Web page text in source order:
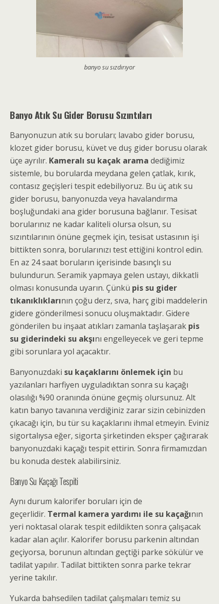
banyo su sızdırıyor
Banyo Atık Su Gider Borusu Sızıntıları
Banyonuzun atık su boruları; lavabo gider borusu,
klozet gider borusu, küvet ve duş gider borusu olarak
üçe ayrılır. Kameralı su kaçak arama dediğimiz
sistemle, bu borularda meydana gelen çatlak, kırık,
contasız geçişleri tespit edebiliyoruz. Bu üç atık su
gider borusu, banyonuzda veya havalandırma
boşluğundaki ana gider borusuna bağlanır. Tesisat
borularınız ne kadar kaliteli olursa olsun, su
sızıntılarının önüne geçmek için, tesisat ustasının işi
bittikten sonra, borularınızı test ettiğini kontrol edin.
En az 24 saat boruların içerisinde basınçlı su
bulundurun. Seramik yapmaya gelen ustayı, dikkatli
olması konusunda uyarın. Çünkü pis su gider
tıkanıklıklarının çoğu derz, sıva, harç gibi maddelerin
gidere gönderilmesi sonucu oluşmaktadır. Gidere
gönderilen bu inşaat atıkları zamanla taşlaşarak pis
su giderindeki su akşını engelleyecek ve geri tepme
gibi sorunlara yol açacaktır.
Banyonuzdaki su kaçaklarını önlemek için bu
yazılanları harfiyen uyguladıktan sonra su kaçağı
olasılığı %90 oranında önüne geçmiş olursunuz. Alt
katın banyo tavanına verdiğiniz zarar sizin cebinizden
çıkacağı için, bu tür su kaçaklarını ihmal etmeyin. Eviniz
sigortalıysa eğer, sigorta şirketinden eksper çağırarak
banyonuzdaki kaçağı tespit ettirin. Sonra firmamızdan
bu konuda destek alabilirsiniz.
Banyo Su Kaçağı Tespiti
Aynı durum kalorifer boruları için de
geçerlidir. Termal kamera yardımı ile su kaçağının
yeri noktasal olarak tespit edildikten sonra çalışacak
kadar alan açılır. Kalorifer borusu parkenin altından
geçiyorsa, borunun altından geçtiği parke sökülür ve
tadilat yapılır. Tadilat bittikten sonra parke tekrar
yerine takılır.
Yukarda bahsedilen tadilat çalışmaları temiz su